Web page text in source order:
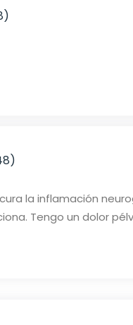
la inflamación
Tengo un dolor